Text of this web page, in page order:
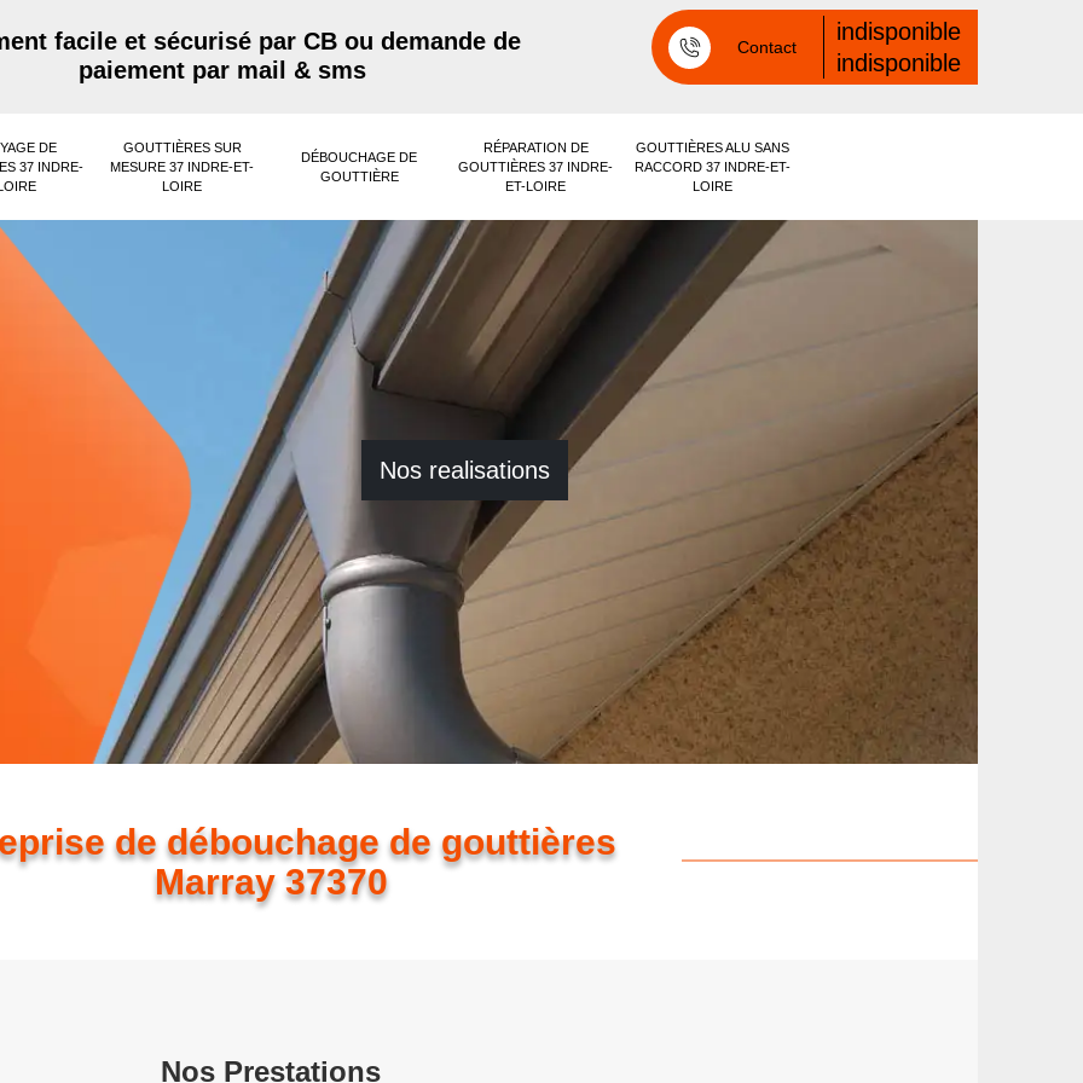
facile et sécurisé par CB ou demande de
paiement par mail & sms
Contact
indisponible
indisponible
DE
37 INDRE-
GOUTTIÈRES SUR
MESURE 37 INDRE-ET-
LOIRE
DÉBOUCHAGE DE
GOUTTIÈRE
RÉPARATION DE
GOUTTIÈRES 37 INDRE-
ET-LOIRE
GOUTTIÈRES ALU SANS
RACCORD 37 INDRE-ET-
LOIRE
Nos realisations
de débouchage de gouttières
Marray 37370
Nos Prestations